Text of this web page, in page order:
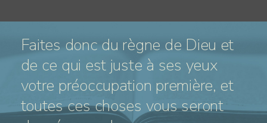
Faites donc du règne de Dieu et
de ce qui est juste à ses yeux
votre préoccupation première, et
toutes ces choses vous seront